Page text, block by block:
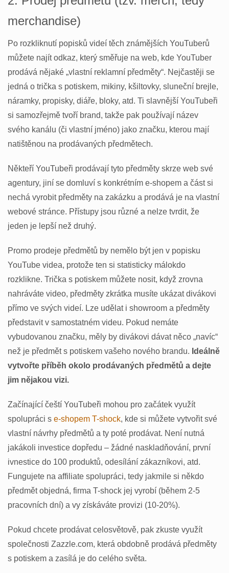
merchandise)
Po rozkliknutí popisků videí těch známějších YouTuberů
můžete najít odkaz, který směřuje na web, kde YouTuber
prodává nějaké „vlastní reklamní předměty“. Nejčastěji se
jedná o trička s potiskem, mikiny, kšiltovky, sluneční brejle,
náramky, propisky, diáře, bloky, atd. Ti slavnější YouTubeři
si samozřejmě tvoří brand, takže pak používají název
svého kanálu (či vlastní jméno) jako značku, kterou mají
natištěnou na prodávaných předmětech.
Někteří YouTubeři prodávají tyto předměty skrze web své
agentury, jiní se domluví s konkrétním e-shopem a část si
nechá vyrobit předměty na zakázku a prodává je na vlastní
webové stránce. Přístupy jsou různé a nelze tvrdit, že
jeden je lepší než druhý.
Promo prodeje předmětů by nemělo být jen v popisku
YouTube videa, protože ten si statisticky málokdo
rozklikne. Trička s potiskem můžete nosit, když zrovna
nahráváte video, předměty zkrátka musíte ukázat divákovi
přímo ve svých videí. Lze udělat i showroom a předměty
představit v samostatném videu. Pokud nemáte
vybudovanou značku, měly by divákovi dávat něco „navíc“
než je předmět s potiskem vašeho nového brandu. Ideálně
vytvořte příběh okolo prodávaných předmětů a dejte
jim nějakou vizi.
Začínající čeští YouTubeři mohou pro začátek využít
spolupráci s e-shopem T-shock, kde si můžete vytvořit své
vlastní návrhy předmětů a ty poté prodávat. Není nutná
jakákoli investice dopředu – žádné naskladňování, první
ivnestice do 100 produktů, odesílání zákazníkovi, atd.
Fungujete na affiliate spolupráci, tedy jakmile si někdo
předmět objedná, firma T-shock jej vyrobí (během 2-5
pracovních dní) a vy získáváte provizi (10-20%).
Pokud chcete prodávat celosvětově, pak zkuste využít
společnosti Zazzle.com, která obdobně prodává předměty
s potiskem a zasílá je do celého světa.